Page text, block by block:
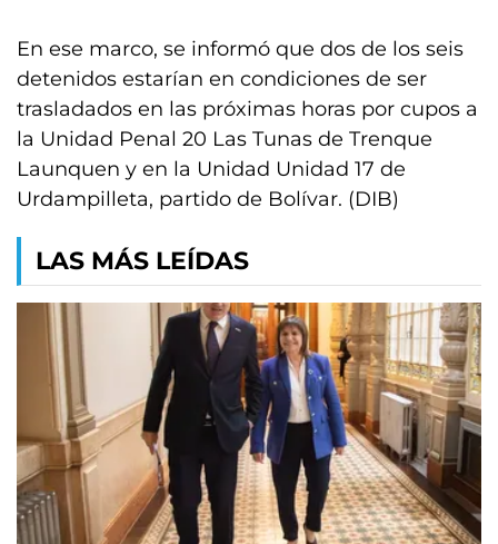
En ese marco, se informó que dos de los seis
detenidos estarían en condiciones de ser
trasladados en las próximas horas por cupos a
la Unidad Penal 20 Las Tunas de Trenque
Launquen y en la Unidad Unidad 17 de
Urdampilleta, partido de Bolívar. (DIB)
LAS MÁS LEÍDAS